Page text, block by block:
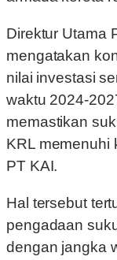
Direktur Utama
mengatakan
nilai investasi
waktu 2024-
memastikan
KRL memenuhi
PT KAI.
Hal tersebut
pengadaan
dengan jangka